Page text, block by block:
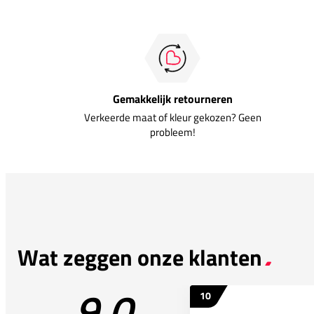
Gemakkelijk retourneren
Verkeerde maat of kleur gekozen? Geen
probleem!
Wat zeggen onze klanten
10